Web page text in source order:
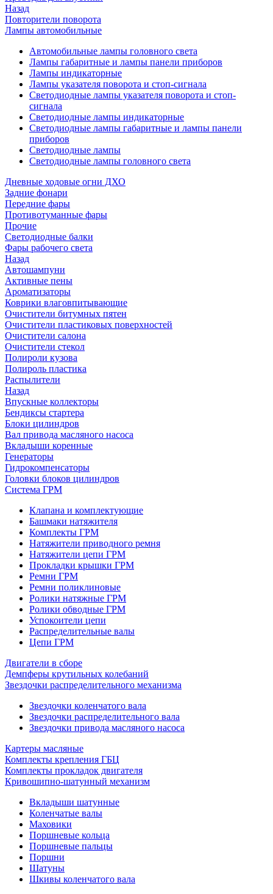
Назад
Повторители поворота
Лампы автомобильные
Автомобильные лампы головного света
Лампы габаритные и лампы панели приборов
Лампы индикаторные
Лампы указателя поворота и стоп-сигнала
Светодиодные лампы указателя поворота и стоп-
сигнала
Светодиодные лампы индикаторные
Светодиодные лампы габаритные и лампы панели
приборов
Светодиодные лампы
Светодиодные лампы головного света
Дневные ходовые огни ДХО
Задние фонари
Передние фары
Противотуманные фары
Прочие
Светодиодные балки
Фары рабочего света
Назад
Автошампуни
Активные пены
Ароматизаторы
Коврики влаговпитывающие
Очистители битумных пятен
Очистители пластиковых поверхностей
Очистители салона
Очистители стекол
Полироли кузова
Полироль пластика
Распылители
Назад
Впускные коллекторы
Бендиксы стартера
Блоки цилиндров
Вал привода масляного насоса
Вкладыши коренные
Генераторы
Гидрокомпенсаторы
Головки блоков цилиндров
Система ГРМ
Клапана и комплектующие
Башмаки натяжителя
Комплекты ГРМ
Натяжители приводного ремня
Натяжители цепи ГРМ
Прокладки крышки ГРМ
Ремни ГРМ
Ремни поликлиновые
Ролики натяжные ГРМ
Ролики обводные ГРМ
Успокоители цепи
Распределительные валы
Цепи ГРМ
Двигатели в сборе
Демпферы крутильных колебаний
Звездочки распределительного механизма
Звездочки коленчатого вала
Звездочки распределительного вала
Звездочки привода масляного насоса
Картеры масляные
Комплекты крепления ГБЦ
Комплекты прокладок двигателя
Кривошипно-шатунный механизм
Вкладыши шатунные
Коленчатые валы
Маховики
Поршневые кольца
Поршневые пальцы
Поршни
Шатуны
Шкивы коленчатого вала